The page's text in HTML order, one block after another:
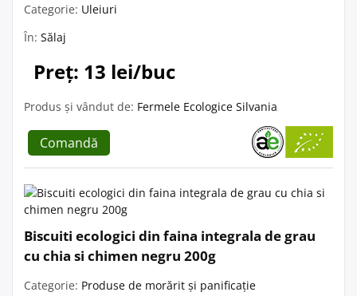
Categorie: Uleiuri
În: Sălaj
Preț: 13 lei/buc
Produs și vândut de: Fermele Ecologice Silvania
Comandă
Biscuiti ecologici din faina integrala de grau
cu chia si chimen negru 200g
Categorie: Produse de morărit și panificație